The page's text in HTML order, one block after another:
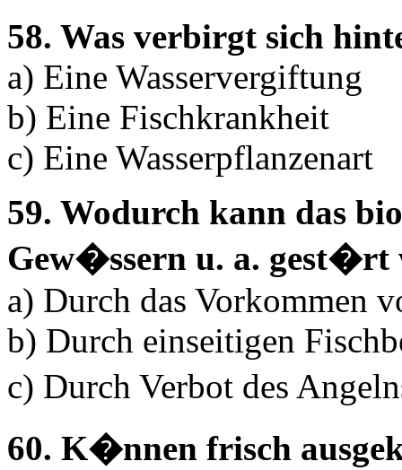
58. Was verbirgt sich
a) Eine Wasservergiftung
b) Eine Fischkrankheit
c) Eine Wasserpflanzenart
59. Wodurch kann das
Gew�ssern u. a. gest�rt
a) Durch das Vorkommen
b) Durch einseitigen
c) Durch Verbot des
60. K�nnen frisch